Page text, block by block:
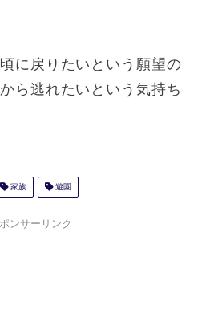
に戻りたいという願望の
ら逃れたいという気持ち
家族 遊園
ンサーリンク